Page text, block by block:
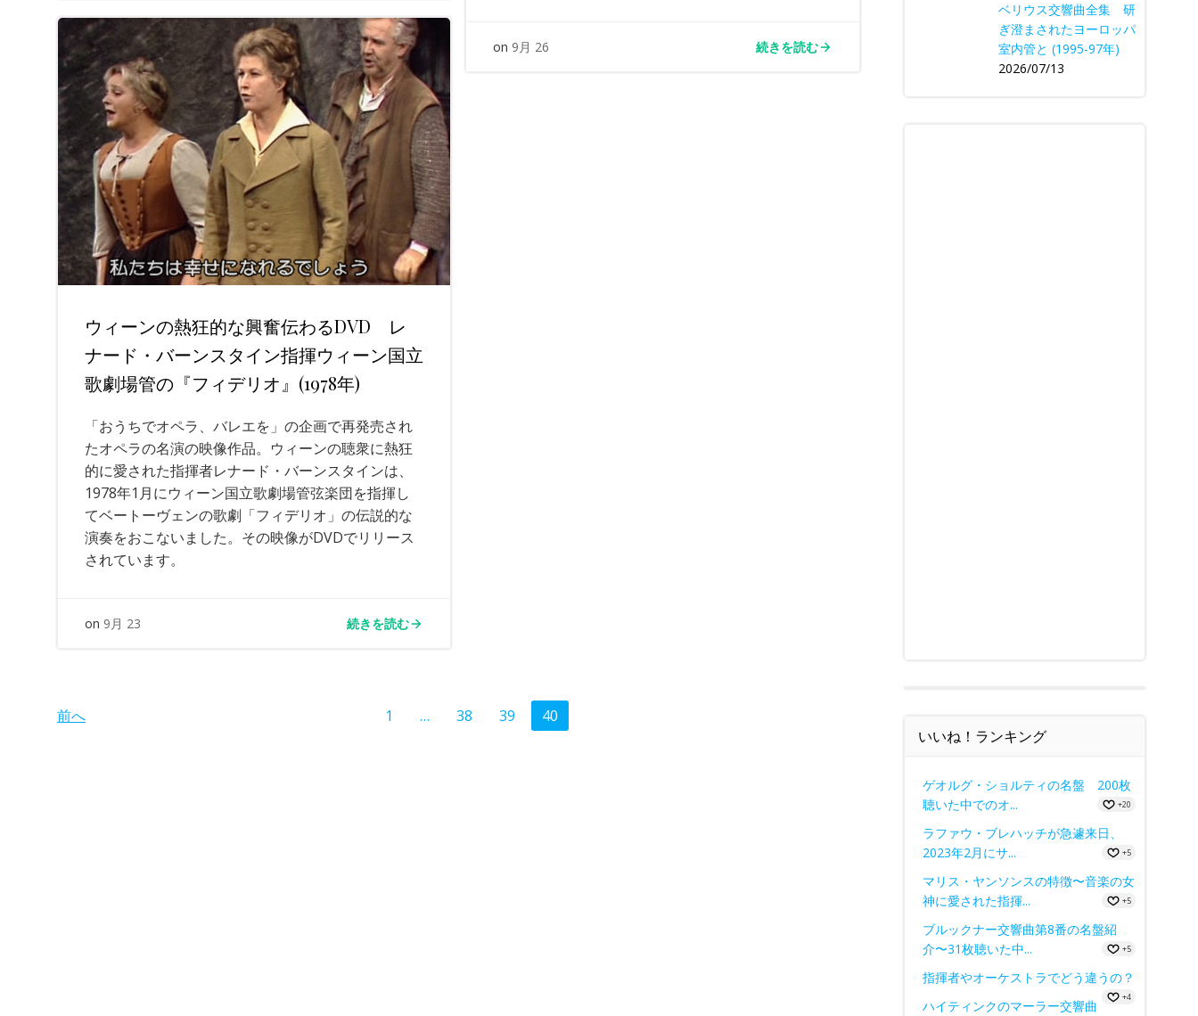
on 9月 26 続きを読む
ウィーンの熱狂的な興奮伝わるDVD レ
ナード・バーンスタイン指揮ウィーン国立
歌劇場管の『フィデリオ』(1978年)
「おうちでオペラ、バレエを」の企画で再発売され
たオペラの名演の映像作品。ウィーンの聴衆に熱狂
的に愛された指揮者レナード・バーンスタインは、
1978年1月にウィーン国立歌劇場管弦楽団を指揮し
てベートーヴェンの歌劇「フィデリオ」の伝説的な
演奏をおこないました。その映像がDVDでリリース
されています。
on 9月 23 続きを読む
Posts
前へ Page
1 … Page
38 Page
39 Page
40
ベリウス交響曲全集 研
ぎ澄まされたヨーロッパ
室内管と (1995-97年)
2026/07/13
いいね！ランキング
ゲオルグ・ショルティの名盤 200枚
聴いた中でのオ...
+20
ラファウ・ブレハッチが急遽来日、
2023年2月にサ...
+5
マリス・ヤンソンスの特徴〜音楽の女
神に愛された指揮...
+5
ブルックナー交響曲第8番の名盤紹
介〜31枚聴いた中...
+5
指揮者やオーケストラでどう違うの？
+4
ハイティンクのマーラー交響曲